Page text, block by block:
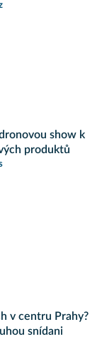
show k
produktů
v centru Prahy?
snídani